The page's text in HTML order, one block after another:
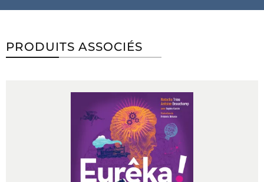
PRODUITS ASSOCIÉS